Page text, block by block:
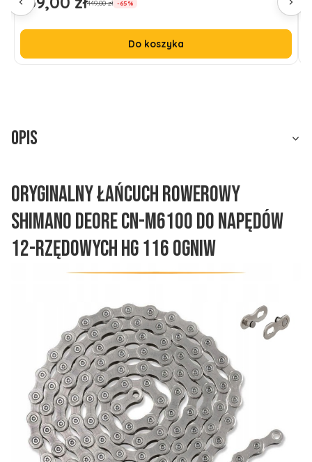
449,00 zł -65%
Do koszyka
Opis
Oryginalny łańcuch rowerowy
Shimano Deore CN-M6100 do napędów
12-rzędowych HG 116 ogniw